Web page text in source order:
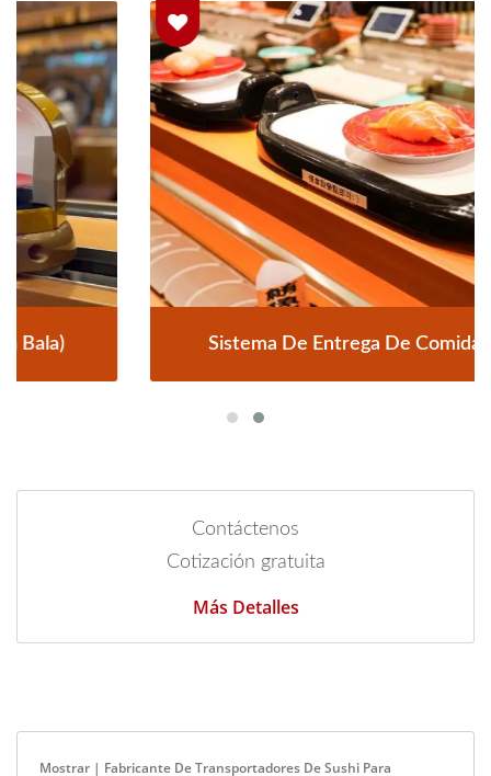
Sistema De Entrega De Comida En Tren
Contáctenos
Cotización gratuita
Más Detalles
Mostrar | Fabricante De Transportadores De Sushi Para